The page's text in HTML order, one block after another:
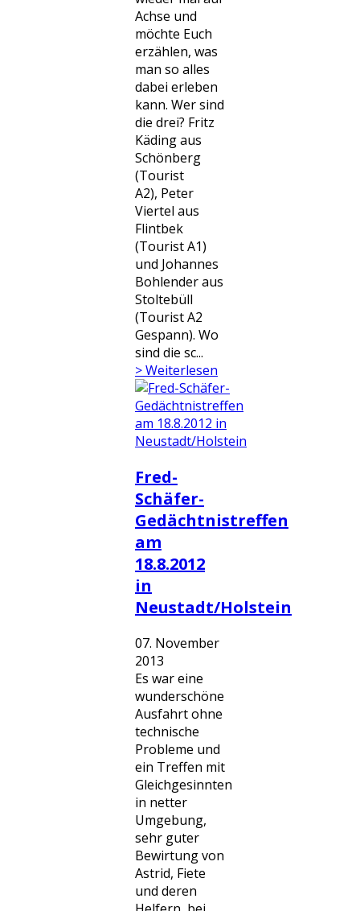
Achse und
möchte Euch
erzählen, was
man so alles
dabei erleben
kann. Wer sind
die drei? Fritz
Käding aus
Schönberg
(Tourist
A2), Peter
Viertel aus
Flintbek
(Tourist A1)
und Johannes
Bohlender aus
Stoltebüll
(Tourist A2
Gespann). Wo
sind die sc...
> Weiterlesen
Fred-
Schäfer-
Gedächtnistreffen
am
18.8.2012
in
Neustadt/Holstein
07. November
2013
Es war eine
wunderschöne
Ausfahrt ohne
technische
Probleme und
ein Treffen mit
Gleichgesinnten
in netter
Umgebung,
sehr guter
Bewirtung von
Astrid, Fiete
und deren